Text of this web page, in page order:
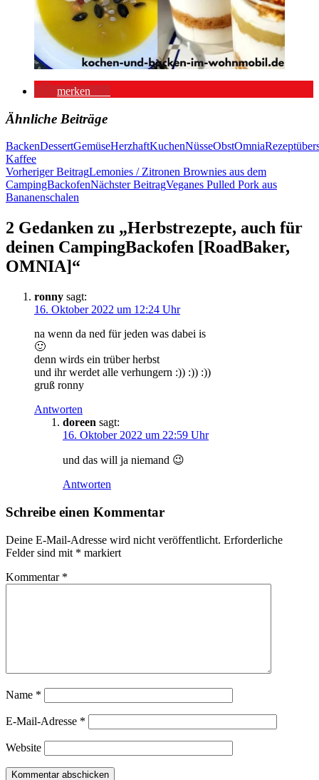
merken
Ähnliche Beiträge
BackenDessertGemüseHerzhaftKuchenNüsseObstOmnia
Kaffee
Beitragsnavigation
Vorheriger BeitragLemonies / Zitronen Brownies aus dem
CampingBackofenNächster BeitragVeganes Pulled Pork aus
Bananenschalen
2 Gedanken zu „Herbstrezepte, auch für
deinen CampingBackofen [RoadBaker,
OMNIA]“
ronny sagt:
16. Oktober 2022 um 12:24 Uhr
na wenn da ned für jeden was dabei is
🙂
denn wirds ein trüber herbst
und ihr werdet alle verhungern :)) :)) :))
gruß ronny
Antworten
doreen sagt:
16. Oktober 2022 um 22:59 Uhr
und das will ja niemand 😉
Antworten
Schreibe einen Kommentar
Deine E-Mail-Adresse wird nicht veröffentlicht. Erforderliche
Felder sind mit * markiert
Kommentar *
Name *
E-Mail-Adresse *
Website